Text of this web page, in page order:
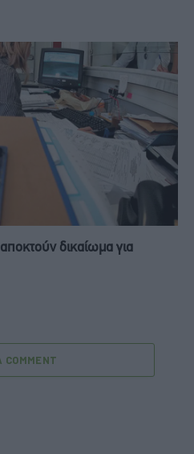
δικαίωμα για
COMMENT